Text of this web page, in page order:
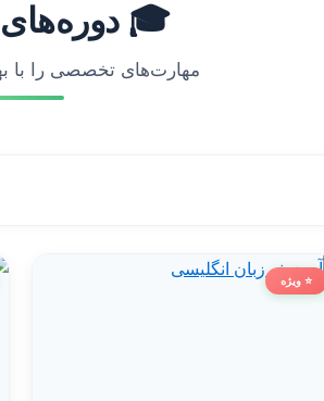
🎓
مهارت‌های تخصصی را با
⭐ ویژه